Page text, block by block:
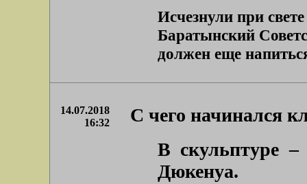
Исчезнули при
Баратынский
должен еще
14.07.2018
16:32
С чего начинался
В скульптуре –
Дюкенуа.